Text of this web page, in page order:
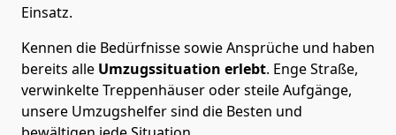
Einsatz.
Kennen die Bedürfnisse sowie Ansprüche und haben
bereits alle Umzugssituation erlebt. Enge Straße,
verwinkelte Treppenhäuser oder steile Aufgänge,
unsere Umzugshelfer sind die Besten und